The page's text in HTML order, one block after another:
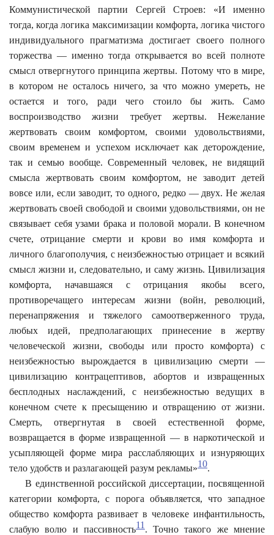
Коммунистической партии Сергей Строев: «И именно
тогда, когда логика максимизации комфорта, логика чистого
индивидуального прагматизма достигает своего полного
торжества — именно тогда открывается во всей полноте
смысл отвергнутого принципа жертвы. Потому что в мире,
в котором не осталось ничего, за что можно умереть, не
остается и того, ради чего стоило бы жить. Само
воспроизводство жизни требует жертвы. Нежелание
жертвовать своим комфортом, своими удовольствиями,
своим временем и успехом исключает как деторождение,
так и семью вообще. Современный человек, не видящий
смысла жертвовать своим комфортом, не заводит детей
вовсе или, если заводит, то одного, редко — двух. Не желая
жертвовать своей свободой и своими удовольствиями, он не
связывает себя узами брака и половой морали. В конечном
счете, отрицание смерти и крови во имя комфорта и
личного благополучия, с неизбежностью отрицает и всякий
смысл жизни и, следовательно, и саму жизнь. Цивилизация
комфорта, начавшаяся с отрицания якобы всего,
противоречащего интересам жизни (войн, революций,
перенапряжения и тяжелого самоотверженного труда,
любых идей, предполагающих принесение в жертву
человеческой жизни, свободы или просто комфорта) с
неизбежностью вырождается в цивилизацию смерти —
цивилизацию контрацептивов, абортов и извращенных
бесплодных наслаждений, с неизбежностью ведущих в
конечном счете к пресыщению и отвращению от жизни.
Смерть, отвергнутая в своей естественной форме,
возвращается в форме извращенной — в наркотической и
усыпляющей форме мира расслабляющих и изнуряющих
тело удобств и разлагающей разум рекламы»10.
В единственной российской диссертации, посвященной
категории комфорта, с порога объявляется, что западное
общество комфорта развивает в человеке инфантильность,
слабую волю и пассивность11. Точно такого же мнение